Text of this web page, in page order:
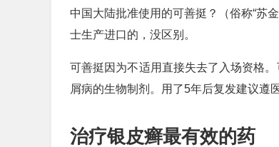
中国大陆批准使用的可善挺？（俗称“苏
士生产进口的，没区别。
可善挺因为不适用直接失去了入场资格
屑病的生物制剂。用了5年后复发建议遵
治疗银皮癣最有效的药